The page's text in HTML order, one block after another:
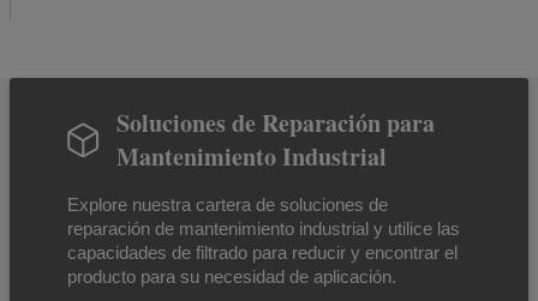
Soluciones de Reparación para
Mantenimiento Industrial
Explore nuestra cartera de soluciones de
reparación de mantenimiento industrial y utilice las
capacidades de filtrado para reducir y encontrar el
producto para su necesidad de aplicación.